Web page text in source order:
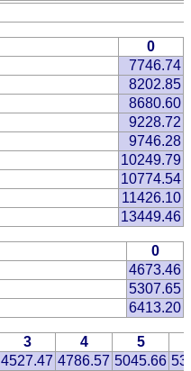
0
7746.74
8202.85
8680.60
9228.72
9746.28
10249.79
10774.54
11426.10
13449.46
0
4673.46
5307.65
6413.20
3 4
5
4527.47 4786.57 5045.66